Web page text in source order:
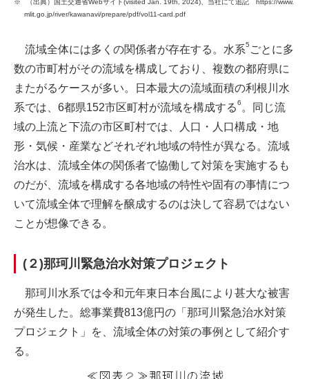
（出典）国土交通省Webサイト(visited Jan. 19th, 2024)、当社にて追記 https://www.
mlit.go.jp/river/kawanavi/prepare/pdf/vol11-card.pdf
流域全体には多くの関係者が存在する。水系5 ごとに多
数の市町村がその流域を構成しており、複数の都府県に
またがるケースが多い。日本最大の流域面積の利根川水
系では、6都県152市区町村が流域を構成する6 。同じ流
域の上流と下流の市区町村では、人口・人口構成・地
形・気候・産業などそれぞれ地域の特性が異なる。流域
治水は、流域全体の関係者で協働して対策を実施するも
のだが、流域を構成する各地域の特性や固有の事情につ
いて流域全体で理解を醸成するのは決して容易ではない
ことが想像できる。
(２)那珂川緊急治水対策プロジェクト
那珂川水系では令和元年東日本台風により甚大な被害
が発生した。総事業費813億円の「那珂川緊急治水対策
プロジェクト」を、流域全体の対策の事例として紹介す
る。